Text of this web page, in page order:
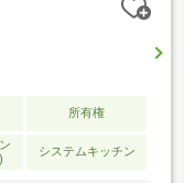
ック▼設備・床暖房
辺環境・マックス
・ファミリーマー
・物件の詳細・
さい。
所有権
システムキッチン